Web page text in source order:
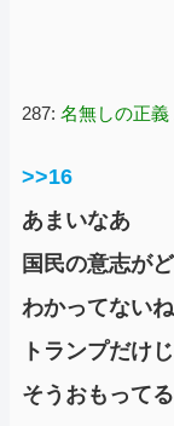
287: 名無しの正義
>>16
あまいなあ
国民の意志が
わかってないね
トランプだけ
そうおもって